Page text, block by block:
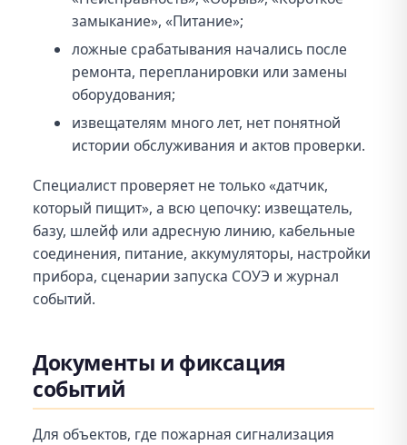
замыкание», «Питание»;
ложные срабатывания начались после
ремонта, перепланировки или замены
оборудования;
извещателям много лет, нет понятной
истории обслуживания и актов проверки.
Специалист проверяет не только «датчик,
который пищит», а всю цепочку: извещатель,
базу, шлейф или адресную линию, кабельные
соединения, питание, аккумуляторы, настройки
прибора, сценарии запуска СОУЭ и журнал
событий.
Документы и фиксация
событий
Для объектов, где пожарная сигнализация